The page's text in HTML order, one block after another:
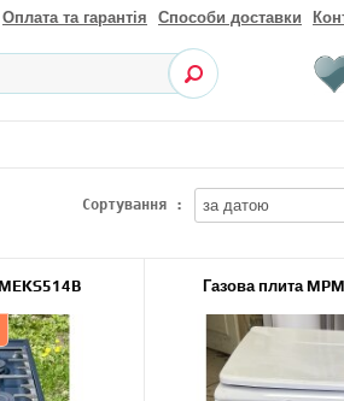
Оплата та гарантія Способи доставки
Сортування :
Газова плита